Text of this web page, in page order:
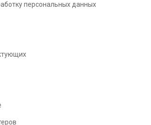
персональных данных